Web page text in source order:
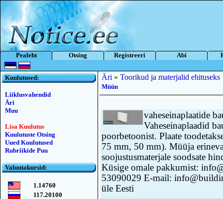
Pealeht Otsing Registreeri Abi
Kuulutused:
Liiklusvahendid
Äri
Muu
Lisa Kuulutus
Kuulutuste Otsing
Uued Kuulutused
Rubriikide Puu
Valuutakursid:
1.14760
117.20100
Äri » Toorikud ja materjalid ehituseks
Müün
vaheseinaplaatide
Vaheseinaplaadid
poorbetoonist. Plaate
75 mm, 50 mm). Müüja
soojustusmaterjale soodsate
Küsige omale pakkumist:
53090029 E-mail:
üle Eesti